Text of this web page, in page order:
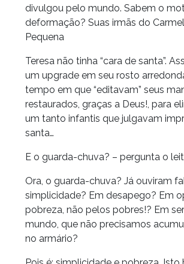
divulgou pelo mundo. Sabem o
deformação? Suas irmãs do
Pequena
Teresa não tinha “cara de santa”.
um upgrade em seu rosto
tempo em que “editavam” seus
restaurados, graças a Deus!, para
um tanto infantis que julgavam
santa…
E o guarda-chuva? – pergunta o
Ora, o guarda-chuva? Já ouviram
simplicidade? Em desapego? Em
pobreza, não pelos pobres!? Em
mundo, que não precisamos
no armário?